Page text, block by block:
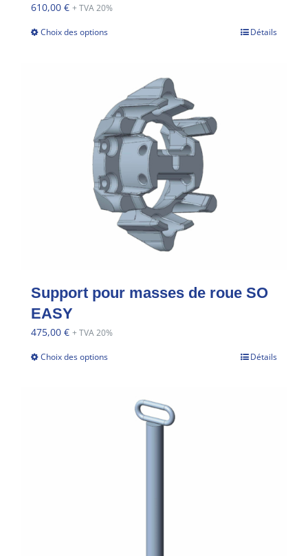
610,00 € + TVA 20%
Choix des options Détails
Support pour masses de roue SO
EASY
475,00 € + TVA 20%
Choix des options Détails